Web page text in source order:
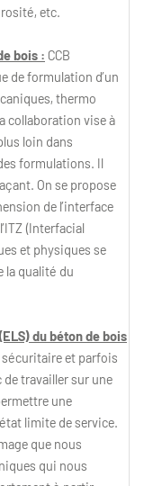
etc.
bois : CCB
de formulation d’un
thermo
collaboration vise à
loin dans
formulations. Il
On se propose
de l’interface
(Interfacial
et physiques se
la qualité du
du béton de bois
et parfois
travailler sur une
une
limite de service.
que nous
qui nous